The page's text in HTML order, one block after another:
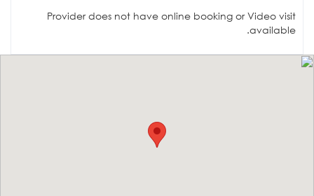
Provider does not have online booking or Video visit
available.